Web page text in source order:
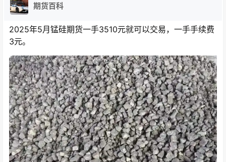
期货百科
2025年5月锰硅期货一手3510元就可以交易，一手手续费
3元。